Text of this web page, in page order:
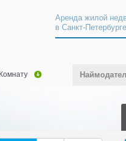
Аренда жилой
в Санкт-
Комнату